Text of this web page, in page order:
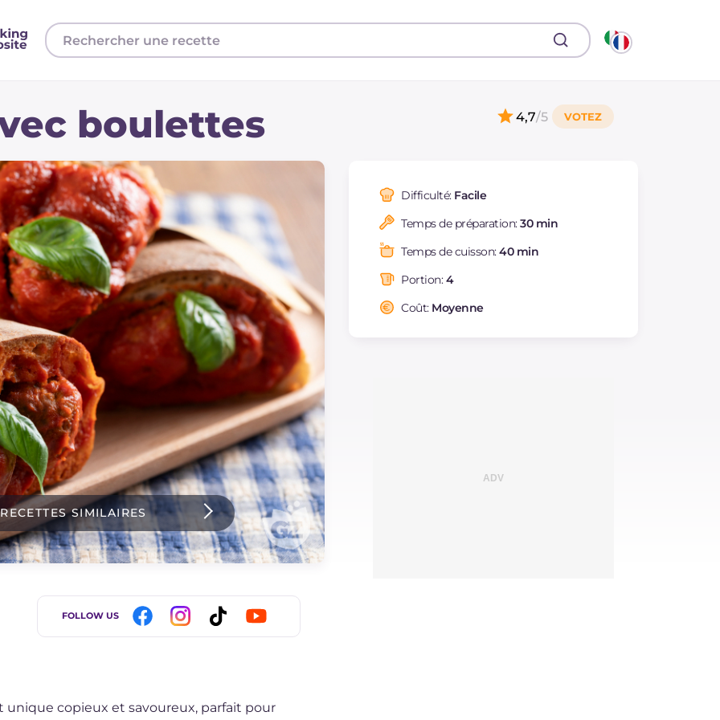
boulettes 4,7/5
SIMILAIRES
FOLLOW US
Difficulté: Facile
Temps de préparation:30 min
Temps de cuisson:40 min
Portion:4
Coût: Moyenne
copieux et savoureux, parfait pour